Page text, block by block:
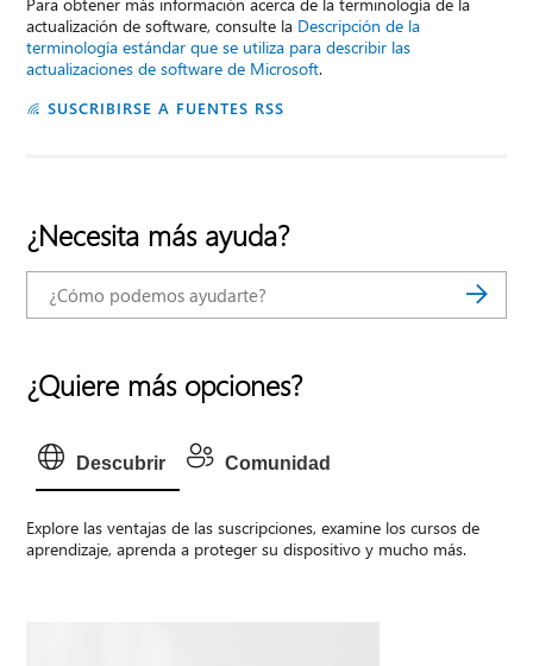
actualización de software, consulte la Descripción de la
terminología estándar que se utiliza para describir las
actualizaciones de software de Microsoft.
SUSCRIBIRSE A FUENTES RSS
¿Necesita más ayuda?
¿Quiere más opciones?
Descubrir Comunidad
Explore las ventajas de las suscripciones, examine los cursos de
aprendizaje, aprenda a proteger su dispositivo y mucho más.